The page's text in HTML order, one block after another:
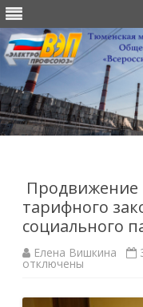
Продвижение
тарифного
социального
Елена Вишкина
отключены